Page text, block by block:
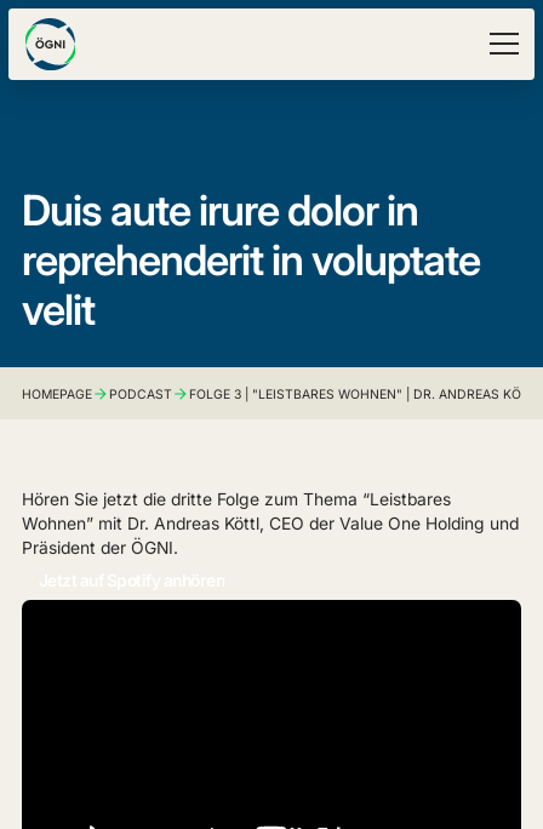
Duis aute irure dolor in
reprehenderit in voluptate
velit
HOMEPAGE PODCAST FOLGE 3 | "LEISTBARES WOHNEN" | DR. ANDREAS
Hören Sie jetzt die dritte Folge zum Thema “Leistbares
Wohnen” mit Dr. Andreas Köttl, CEO der Value One Holding und
Präsident der ÖGNI.